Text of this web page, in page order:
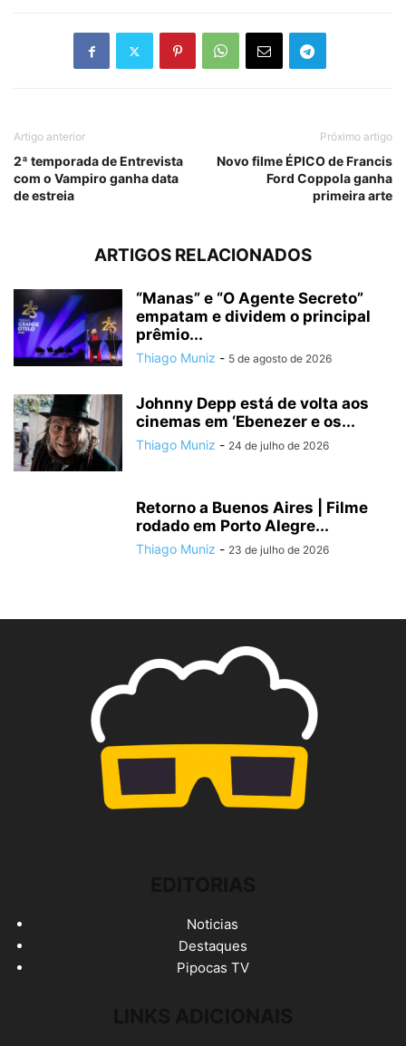
Artigo anterior
2ª temporada de Entrevista
com o Vampiro ganha data
de estreia
Próximo artigo
Novo filme ÉPICO de Francis
Ford Coppola ganha
primeira arte
ARTIGOS RELACIONADOS
“Manas” e “O Agente Secreto”
empatam e dividem o principal
prêmio...
Thiago Muniz - 5 de agosto de 2026
Johnny Depp está de volta aos
cinemas em ‘Ebenezer e os...
Thiago Muniz - 24 de julho de 2026
Retorno a Buenos Aires | Filme
rodado em Porto Alegre...
Thiago Muniz - 23 de julho de 2026
Noticias
Destaques
Pipocas TV